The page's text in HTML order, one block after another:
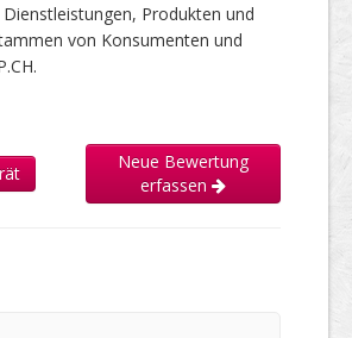
Produkten und
von Konsumenten und
Neue Bewertung
erfassen